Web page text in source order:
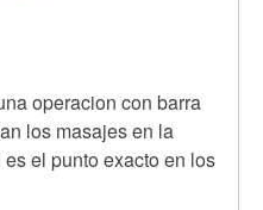
operacion con barra
los masajes en la
el punto exacto en los